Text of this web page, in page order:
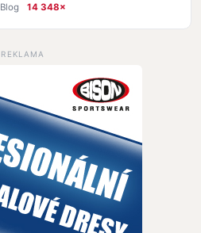
Blog 14 348×
REKLAMA